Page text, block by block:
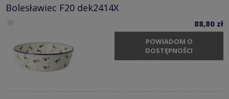
Bolesławiec F20 dek2414X
88,80 zł
POWIADOM O
DOSTĘPNOŚCI